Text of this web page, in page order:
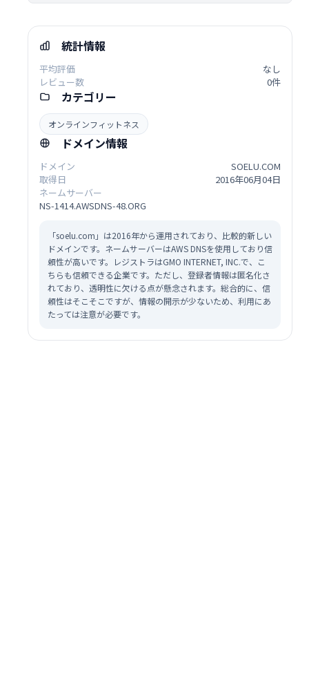
統計情報
平均評価
なし
レビュー数
0件
カテゴリー
オンラインフィットネス
ドメイン情報
ドメイン
SOELU.COM
取得日
2016年06月04日
ネームサーバー
NS-1414.AWSDNS-48.ORG
「soelu.com」は2016年から運用されており、比較的新しい
ドメインです。ネームサーバーはAWS DNSを使用しており信
頼性が高いです。レジストラはGMO INTERNET, INC.で、こ
ちらも信頼できる企業です。ただし、登録者情報は匿名化さ
れており、透明性に欠ける点が懸念されます。総合的に、信
頼性はそこそこですが、情報の開示が少ないため、利用にあ
たっては注意が必要です。